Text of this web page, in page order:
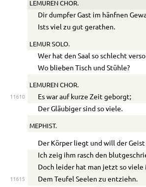
LEMUREN CHOR.
Dir dumpfer Gast im hänfnen
Ists viel zu gut gerathen.
LEMURSOLO.
Wer hat den Saal so schlecht
Wo blieben Tisch und Stühle?
LEMUREN CHOR.
11610
Es war auf kurze Zeit geborgt;
Der Gläubiger sind so viele.
MEPHIST.
Der Körper liegt und will der
Ich zeig ihm rasch den
Doch leider hat man jetzt so
11615
Dem Teufel Seelen zu entziehn.